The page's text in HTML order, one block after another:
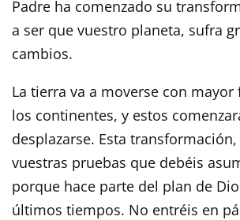
Padre ha comenzado su
a ser que vuestro planeta, sufra
cambios.
La tierra va a moverse con mayor
los continentes, y estos
desplazarse. Esta
vuestras pruebas que debéis
porque hace parte del plan de
últimos tiempos. No entréis en